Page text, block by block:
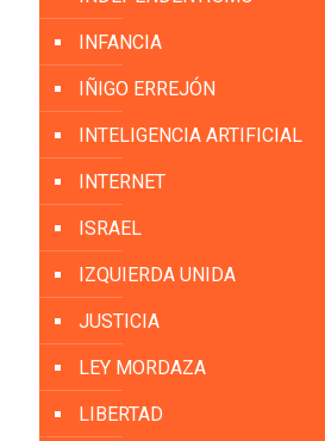
INFANCIA
IÑIGO ERREJÓN
INTELIGENCIA ARTIFICIAL
INTERNET
ISRAEL
IZQUIERDA UNIDA
JUSTICIA
LEY MORDAZA
LIBERTAD